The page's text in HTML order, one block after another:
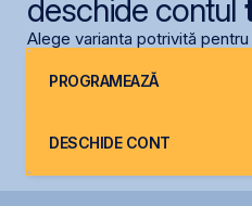
deschide contul
Alege varianta potrivită pentru
PROGRAMEAZĂ
DESCHIDE CONT